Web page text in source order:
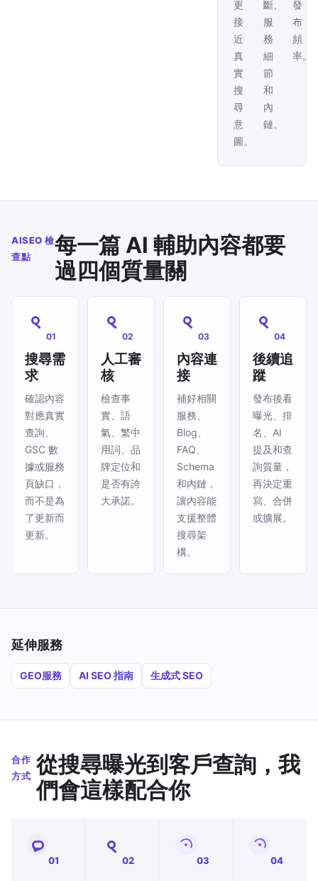
更
接
近
真
實
搜
尋
意
圖。
斷、
服
務
細
節
和
內
鏈。
發
布
頻
率。
AISEO 檢
查點
每一篇 AI 輔助內容都要
過四個質量關
01
搜尋需
求
確認內容
對應真實
查詢、
GSC 數
據或服務
頁缺口，
而不是為
了更新而
更新。
02
人工審
核
檢查事
實、語
氣、繁中
用詞、品
牌定位和
是否有誇
大承諾。
03
內容連
接
補好相關
服務、
Blog、
FAQ、
Schema
和內鏈，
讓內容能
支援整體
搜尋架
構。
04
後續追
蹤
發布後看
曝光、排
名、AI
提及和查
詢質量，
再決定重
寫、合併
或擴展。
延伸服務
GEO服務 AI SEO 指南 生成式 SEO
合作
方式 從搜尋曝光到客戶查詢，我
們會這樣配合你
01 02 03 04